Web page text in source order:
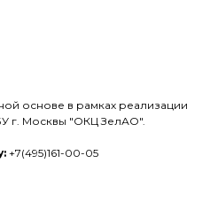
основе в рамках реализации
г. Москвы "ОКЦ ЗелАО".
+7(495)161-00-05